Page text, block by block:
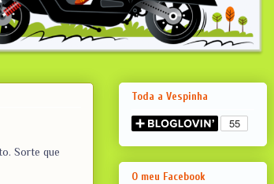
Sorte que
Toda a Vespinha
O meu Facebook